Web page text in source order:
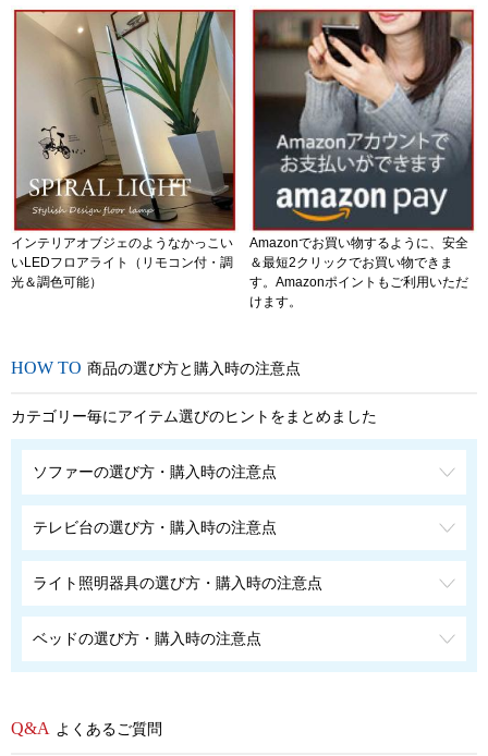
インテリアオブジェのようなかっこい
いLEDフロアライト（リモコン付・調
光＆調色可能）
Amazonでお買い物するように、安全
＆最短2クリックでお買い物できま
す。Amazonポイントもご利用いただ
けます。
商品の選び方と購入時の注意点
カテゴリー毎にアイテム選びのヒントをまとめました
ソファーの選び方・購入時の注意点
テレビ台の選び方・購入時の注意点
ライト照明器具の選び方・購入時の注意点
ベッドの選び方・購入時の注意点
よくあるご質問